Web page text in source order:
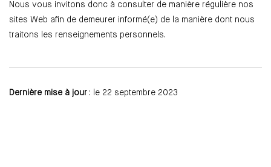
Nous vous invitons donc à consulter de manière régulière nos
sites Web afin de demeurer informé(e) de la manière dont nous
traitons les renseignements personnels.
Dernière mise à jour : le 22 septembre 2023